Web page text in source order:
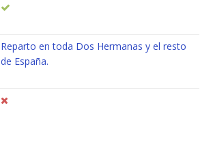
Reparto en toda Dos Hermanas y el resto
de España.